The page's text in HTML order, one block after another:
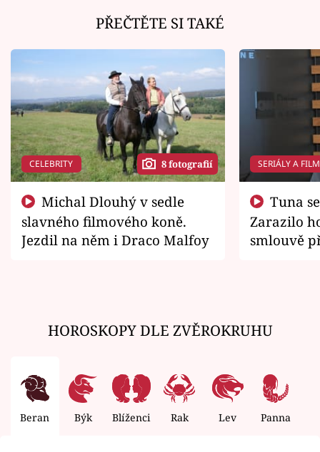
PŘEČTĚTE SI TAKÉ
CELEBRITY 8 fotografií
slavného filmového koně.
Jezdil na něm i Draco Malfoy
SERIÁLY A
Zarazilo
smlouvě
HOROSKOPY DLE ZVĚROKRUHU
Beran Býk Blíženci Rak Lev Panna